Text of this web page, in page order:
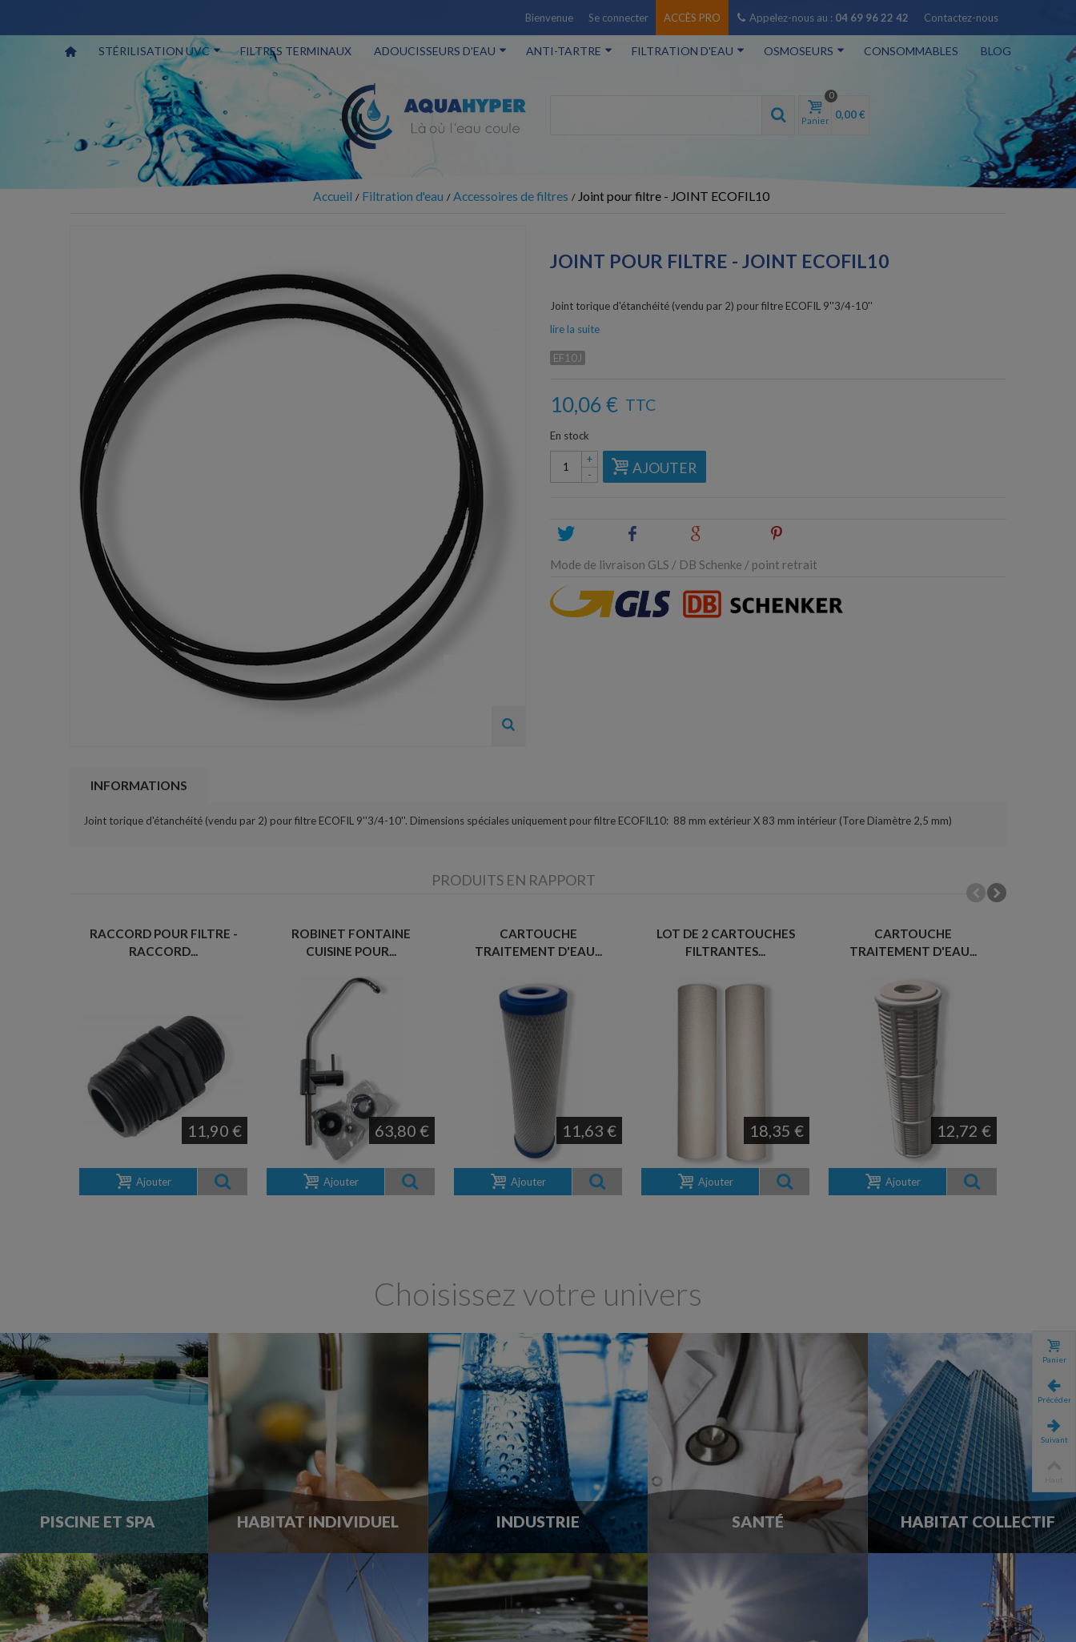
Contactez-nous
Appelez-nous au : 04 69 96 22 42
Bienvenue Se connecter ACCÈS PRO
STÉRILISATION UVC FILTRES TERMINAUX ADOUCISSEURS D'EAU ANTI-TARTRE FILTRATION D'EAU OSMOSEURS CONSOMMABLES BLOG
Panier
0
0,00 €
Accueil Filtration d'eau Accessoires de filtres Joint pour filtre - JOINT ECOFIL10
JOINT POUR FILTRE - JOINT ECOFIL10
Joint torique d'étanchéité (vendu par 2) pour filtre ECOFIL 9''3/4-10''
lire la suite
EF10J
10,06 € TTC
En stock
-
+
AJOUTER
Tweet
Mode de livraison GLS / DB Schenke / point retrait
INFORMATIONS
Joint torique d'étanchéité (vendu par 2) pour filtre ECOFIL 9''3/4-10''. Dimensions spéciales uniquement pour filtre ECOFIL10: 88 mm extérieur X 83 mm intérieur (Tore Diamètre 2,5 mm)
PRODUITS EN RAPPORT
RACCORD POUR FILTRE -
RACCORD...
Ajouter
11,90 €
ROBINET FONTAINE
CUISINE POUR...
Ajouter
63,80 €
CARTOUCHE
TRAITEMENT D'EAU...
Ajouter
11,63 €
LOT DE 2 CARTOUCHES
FILTRANTES...
Ajouter
18,35 €
CARTOUCHE
TRAITEMENT D'EAU...
Ajouter
12,72 €
Choisissez votre univers
PISCINE ET SPA HABITAT INDIVIDUEL INDUSTRIE SANTÉ HABITAT COLLECTIF
Panier
Précédent
Suivant